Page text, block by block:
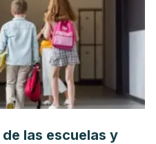
las escuelas y